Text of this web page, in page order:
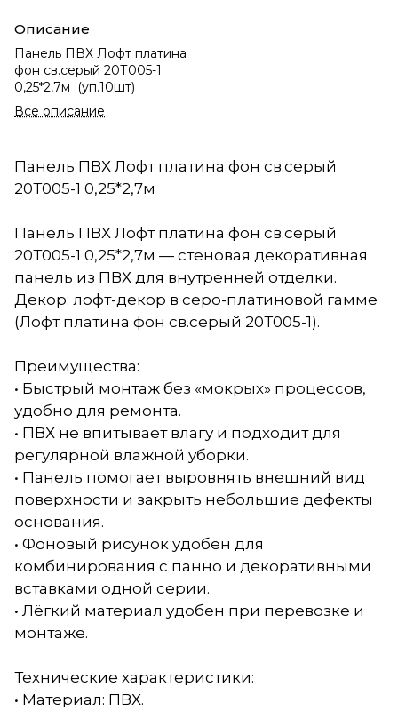
Описание
Панель ПВХ Лофт платина
фон св.серый 20Т005-1
0,25*2,7м (уп.10шт)
Все описание
Панель ПВХ Лофт платина фон св.серый
20Т005-1 0,25*2,7м
Панель ПВХ Лофт платина фон св.серый
20Т005-1 0,25*2,7м — стеновая декоративная
панель из ПВХ для внутренней отделки.
Декор: лофт-декор в серо-платиновой гамме
(Лофт платина фон св.серый 20Т005-1).
Преимущества:
• Быстрый монтаж без «мокрых» процессов,
удобно для ремонта.
• ПВХ не впитывает влагу и подходит для
регулярной влажной уборки.
• Панель помогает выровнять внешний вид
поверхности и закрыть небольшие дефекты
основания.
• Фоновый рисунок удобен для
комбинирования с панно и декоративными
вставками одной серии.
• Лёгкий материал удобен при перевозке и
монтаже.
Технические характеристики:
• Материал: ПВХ.